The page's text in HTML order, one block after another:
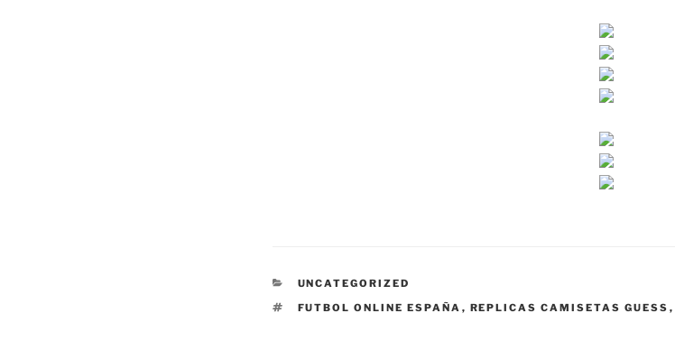
CATEGORÍAS
UNCATEGORIZED
ETIQUETAS
FUTBOL ONLINE ESPAÑA , REPLICAS CAMISETAS GUESS ,